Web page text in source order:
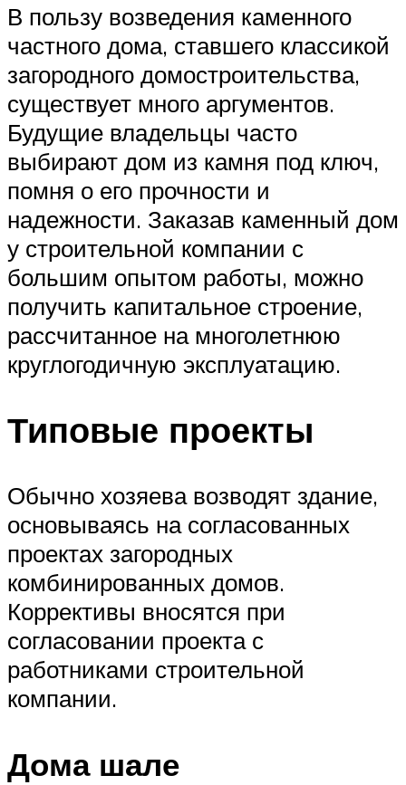
В пользу возведения каменного
частного дома, ставшего классикой
загородного домостроительства,
существует много аргументов.
Будущие владельцы часто
выбирают дом из камня под ключ,
помня о его прочности и
надежности. Заказав каменный дом
у строительной компании с
большим опытом работы, можно
получить капитальное строение,
рассчитанное на многолетнюю
круглогодичную эксплуатацию.
Типовые проекты
Обычно хозяева возводят здание,
основываясь на согласованных
проектах загородных
комбинированных домов.
Коррективы вносятся при
согласовании проекта с
работниками строительной
компании.
Дома шале